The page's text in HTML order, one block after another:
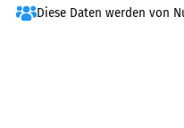
Diese Daten werden von